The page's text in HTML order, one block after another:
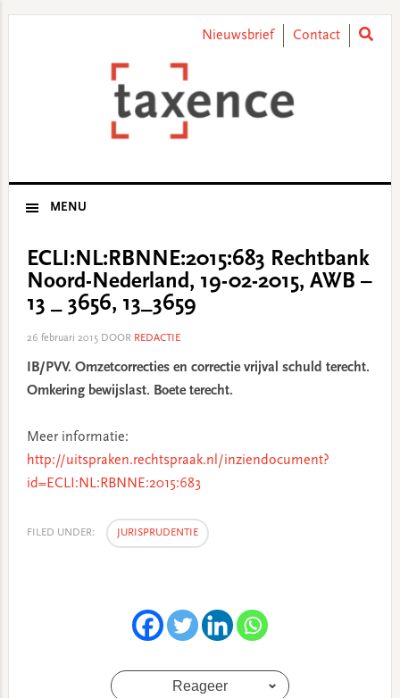
Nieuwsbrief Contact
MENU
ECLI:NL:RBNNE:2015:683 Rechtbank
Noord-Nederland, 19-02-2015, AWB –
13 _ 3656, 13_3659
26 februari 2015DOOR REDACTIE
IB/PVV. Omzetcorrecties en correctie vrijval schuld terecht.
Omkering bewijslast. Boete terecht.
Meer informatie:
http://uitspraken.rechtspraak.nl/inziendocument?
id=ECLI:NL:RBNNE:2015:683
FILED UNDER: JURISPRUDENTIE
Reageer